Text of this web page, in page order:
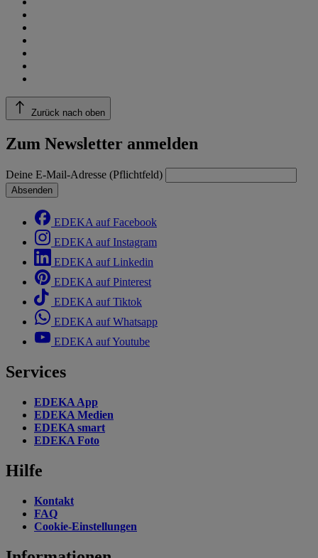
Zurück nach oben
Zum Newsletter anmelden
Deine E-Mail-Adresse (Pflichtfeld)
Absenden
EDEKA auf Facebook
EDEKA auf Instagram
EDEKA auf Linkedin
EDEKA auf Pinterest
EDEKA auf Tiktok
EDEKA auf Whatsapp
EDEKA auf Youtube
Services
EDEKA App
EDEKA Medien
EDEKA smart
EDEKA Foto
Hilfe
Kontakt
FAQ
Cookie-Einstellungen